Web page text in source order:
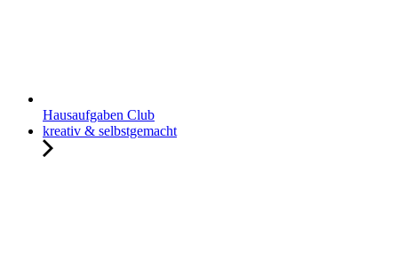
Hausaufgaben Club
kreativ & selbstgemacht